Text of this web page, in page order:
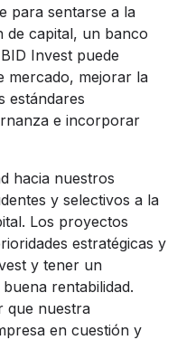
para sentarse a la
de capital, un banco
Invest puede
mercado, mejorar la
estándares
e incorporar
hacia nuestros
y selectivos a la
Los proyectos
estratégicas y
y tener un
rentabilidad.
que nuestra
en cuestión y